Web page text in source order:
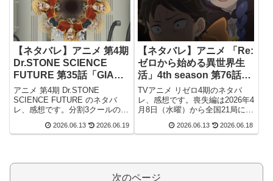
【ネタバレ】アニメ 第4期
Dr.STONE SCIENCE
FUTURE 第35話「GIANT
STEP」のネタバレ、感想
アニメ 第4期 Dr.STONE
SCIENCE FUTURE のネタバ
レ、感想です。分割3クールの第
ールとなります。詳しい内容
2026.06.13 2026.06.19
【ネタバレ】アニメ 「Re:
ゼロから始める異世界生
活」4th season 第76話
「殺人は癖になる」のネ
タバレ、感想
TVアニメ リゼロ4期のネタバ
レ、感想です。喪失編は2026年4
月8日（水曜）から全国21局にて
TV放送だけでなくABEMA・dア
2026.06.13 2026.06.18
次のページ